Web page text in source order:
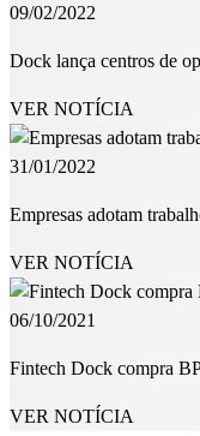
09/02/2022
Dock lança centros de
VER NOTÍCIA
31/01/2022
Empresas adotam
VER NOTÍCIA
06/10/2021
Fintech Dock compra
VER NOTÍCIA